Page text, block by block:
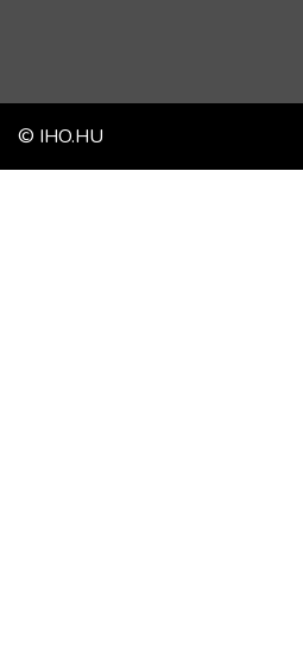
© IHO.HU